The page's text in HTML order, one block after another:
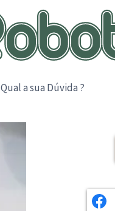
Qual a sua Dúvida ?